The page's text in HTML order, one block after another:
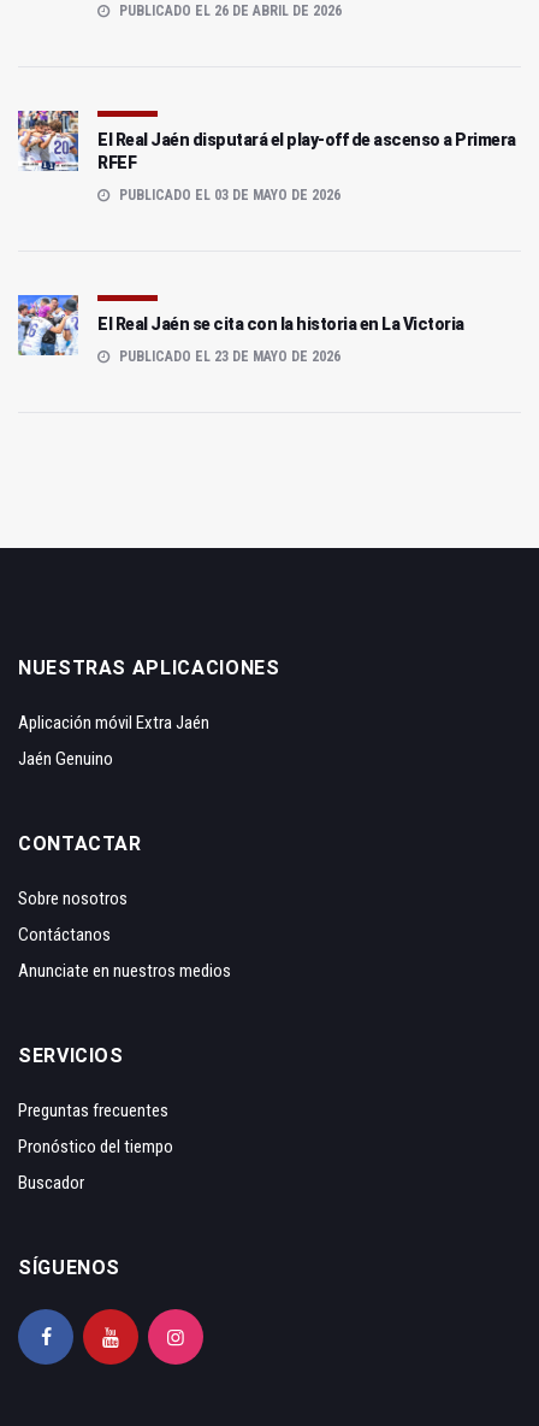
PUBLICADO EL 26 DE ABRIL DE 2026
El Real Jaén disputará el play-off de ascenso a Primera
RFEF
PUBLICADO EL 03 DE MAYO DE 2026
El Real Jaén se cita con la historia en La Victoria
PUBLICADO EL 23 DE MAYO DE 2026
NUESTRAS APLICACIONES
Aplicación móvil Extra Jaén
Jaén Genuino
CONTACTAR
Sobre nosotros
Contáctanos
Anunciate en nuestros medios
SERVICIOS
Preguntas frecuentes
Pronóstico del tiempo
Buscador
SÍGUENOS